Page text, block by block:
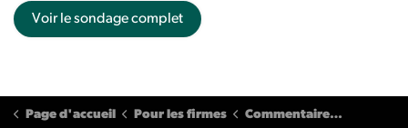
Voir le sondage complet
Page d'accueil Pour les firmes Commentaires de la firme